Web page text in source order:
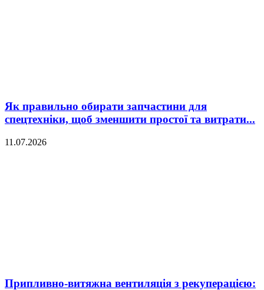
Як правильно обирати запчастини для
спецтехніки, щоб зменшити простої та витрати...
11.07.2026
Припливно-витяжна вентиляція з рекуперацією: